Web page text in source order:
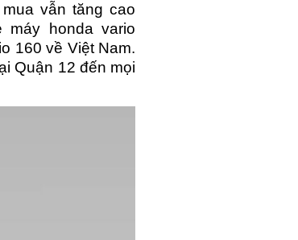
vẫn tăng cao
honda vario
160 về Việt Nam.
Quận 12 đến mọi